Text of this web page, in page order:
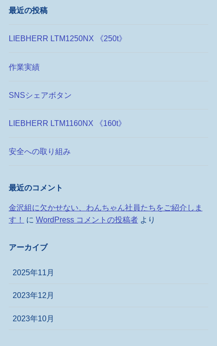
最近の投稿
LIEBHERR LTM1250NX 《250t》
作業実績
SNSシェアボタン
LIEBHERR LTM1160NX 《160t》
安全への取り組み
最近のコメント
金沢組に欠かせない、わんちゃん社員たちをご紹介しま
す！
に WordPress コメントの投稿者より
アーカイブ
2025年11月
2023年12月
2023年10月